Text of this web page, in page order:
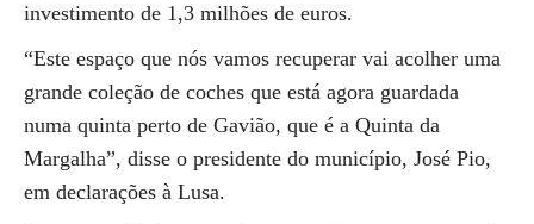
investimento de 1,3 milhões de euros.
“Este espaço que nós vamos recuperar vai acolher uma
grande coleção de coches que está agora guardada
numa quinta perto de Gavião, que é a Quinta da
Margalha”, disse o presidente do município, José Pio,
em declarações à Lusa.